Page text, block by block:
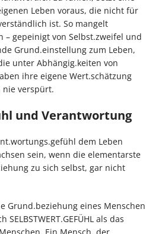
Leben voraus, die nicht für
ist. So mangelt
– gepeinigt von Selbst.zweifel und
Grund.einstellung zum Leben,
unter Abhängig.keiten von
ihre eigene Wert.schätzung
nie verspürt.
und Verantwortung
dem Leben
sein, wenn die elementarste
zu sich selbst, gar nicht
Grund.beziehung eines Menschen
als das